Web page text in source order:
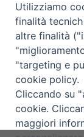
Rito di
c/o Curia Vescovile
via Dietro Duomo
Tel. 049 8226125/
Fax 049 8226150
E-mail:
Cresime e
cristiana:
Utilizziamo
finalità
altre finalità
"targeting e
cookie policy.
Cliccando su
cookie.
maggiori